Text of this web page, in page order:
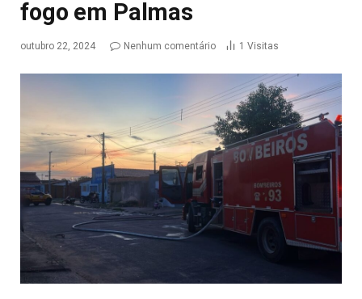
fogo em Palmas
outubro 22, 2024 Nenhum comentário 1 Visitas